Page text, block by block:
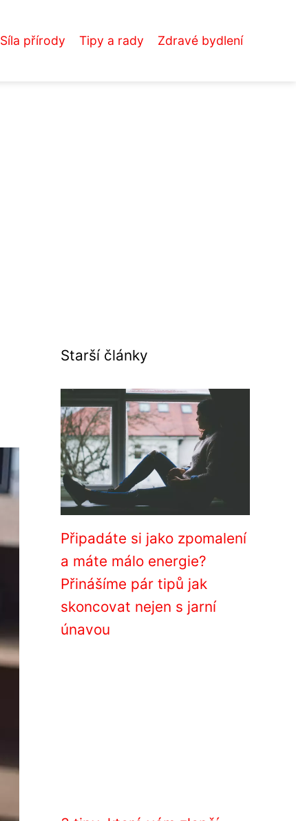
Síla přírody Tipy a rady Zdravé bydlení
Starší články
Připadáte si jako zpomalení
a máte málo energie?
Přinášíme pár tipů jak
skoncovat nejen s jarní
únavou